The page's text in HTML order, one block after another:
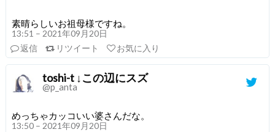
素晴らしいお祖母様ですね。
13:51 – 2021年09月20日
返信
リツイート お気に入り
toshi-t ↓この辺にスズ
@p_anta
めっちゃカッコいい婆さんだな。
13:50 – 2021年09月20日